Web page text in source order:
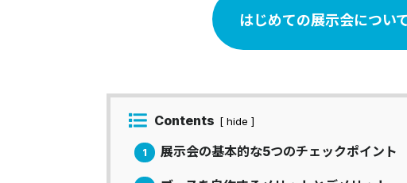
はじめての展示会につい
Contents [ hide ]
1 展示会の基本的な5つのチェックポイント